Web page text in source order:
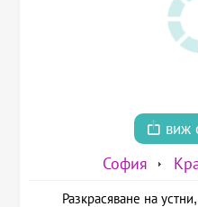
виж
София
Разкрасяване на